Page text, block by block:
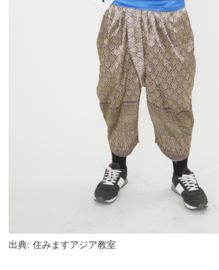
出典: 住みますアジア教室